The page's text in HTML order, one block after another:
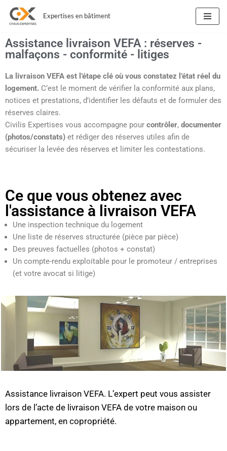
Aller
au
contenu
Expertises en bâtiment
Assistance livraison VEFA : réserves -
malfaçons - conformité - litiges
La livraison VEFA est l’étape clé où vous constatez l’état réel du
logement. C’est le moment de vérifier la conformité aux plans,
notices et prestations, d’identifier les défauts et de formuler des
réserves claires.
Civilis Expertises vous accompagne pour contrôler, documenter
(photos/constats) et rédiger des réserves utiles afin de
sécuriser la levée des réserves et limiter les contestations.
Ce que vous obtenez avec
l'assistance à livraison VEFA
Une inspection technique du logement
Une liste de réserves structurée (pièce par pièce)
Des preuves factuelles (photos + constat)
Un compte-rendu exploitable pour le promoteur / entreprises
(et votre avocat si litige)
Assistance livraison VEFA. L’expert peut vous assister
lors de l’acte de livraison VEFA de votre maison ou
appartement, en copropriété.